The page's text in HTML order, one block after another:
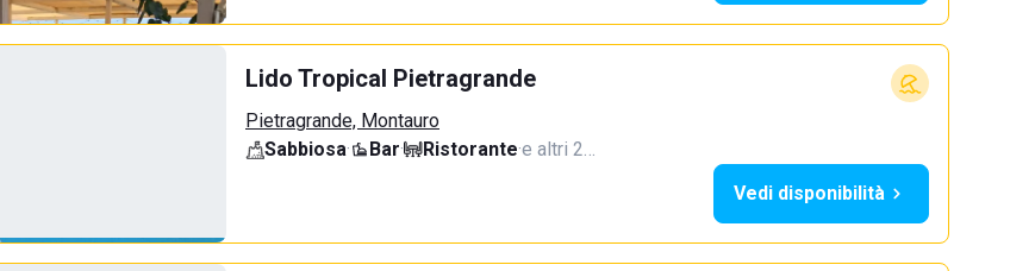
Lido Tropical Pietragrande
Pietragrande, Montauro
Sabbiosa· Bar· Ristorante·e altri 2…
Vedi disponibilità